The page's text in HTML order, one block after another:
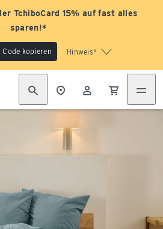
TchiboCard 15% auf fast alles
sparen!*
Code kopieren Hinweis*